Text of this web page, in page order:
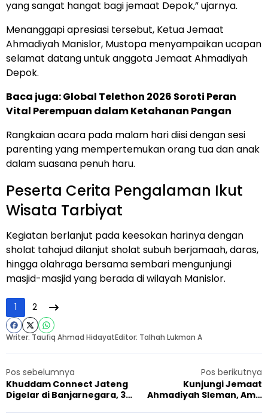
yang sangat hangat bagi jemaat Depok,” ujarnya.
Menanggapi apresiasi tersebut, Ketua Jemaat
Ahmadiyah Manislor, Mustopa menyampaikan ucapan
selamat datang untuk anggota Jemaat Ahmadiyah
Depok.
Baca juga:Global Telethon 2026 Soroti Peran
Vital Perempuan dalam Ketahanan Pangan
Rangkaian acara pada malam hari diisi dengan sesi
parenting yang mempertemukan orang tua dan anak
dalam suasana penuh haru.
Peserta Cerita Pengalaman Ikut
Wisata Tarbiyat
Kegiatan berlanjut pada keesokan harinya dengan
sholat tahajud dilanjut sholat subuh berjamaah, daras,
hingga olahraga bersama sembari mengunjungi
masjid-masjid yang berada di wilayah Manislor.
1 2
Writer: Taufiq Ahmad HidayatEditor: Talhah Lukman A
Pos sebelumnya
Khuddam Connect Jateng
Digelar di Banjarnegara, 32
Pos berikutnya
Kunjungi Jemaat
Ahmadiyah Sleman, Amir